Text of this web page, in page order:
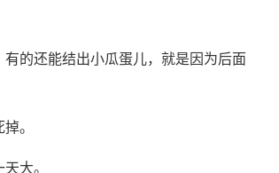
的还能结出小瓜蛋儿，就是因为后面
。
大。